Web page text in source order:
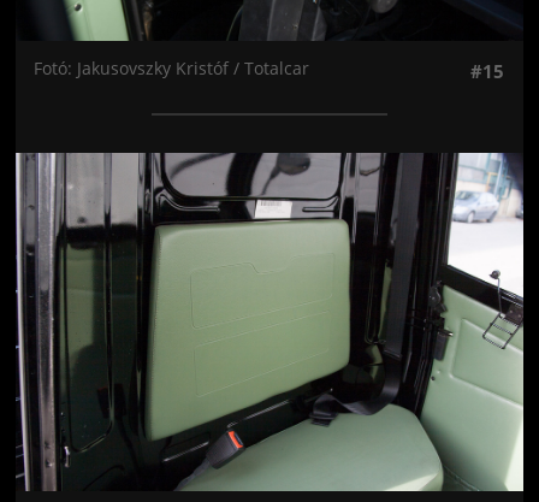
Fotó: Jakusovszky Kristóf / Totalcar #15
Jön még kép!